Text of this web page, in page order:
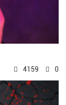
0
4159